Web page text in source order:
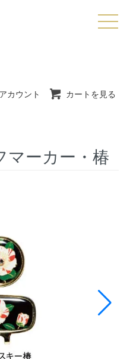
カウント カートを見る
マーカー・椿